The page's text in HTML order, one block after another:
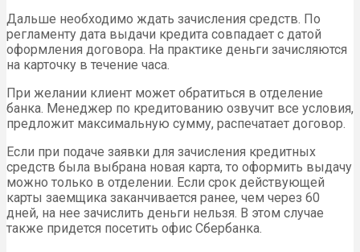
Дальше необходимо ждать зачисления средств. По
регламенту дата выдачи кредита совпадает с датой
оформления договора. На практике деньги зачисляются
на карточку в течение часа.
При желании клиент может обратиться в отделение
банка. Менеджер по кредитованию озвучит все условия,
предложит максимальную сумму, распечатает договор.
Если при подаче заявки для зачисления кредитных
средств была выбрана новая карта, то оформить выдачу
можно только в отделении. Если срок действующей
карты заемщика заканчивается ранее, чем через 60
дней, на нее зачислить деньги нельзя. В этом случае
также придется посетить офис Сбербанка.